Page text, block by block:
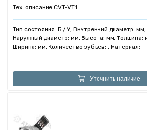
Тех. описание:CVT-VT1
Тип состояния: Б / У, Внутренний диаметр: мм,
Наружный диаметр: мм, Высота: мм, Толщина:
Ширина: мм, Количество зубъев: , Материал:
Уточнить наличие